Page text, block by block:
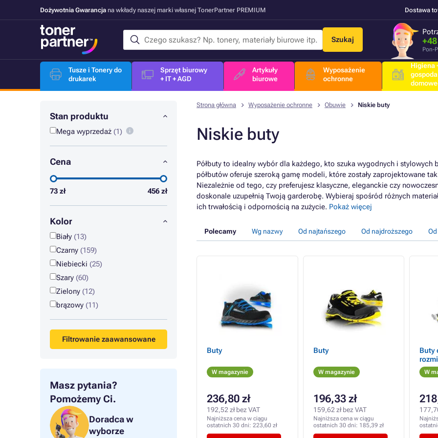
Dożywotnia Gwarancja na wkłady naszej marki własnej TonerPartner PREMIUM Dostawa
Szukaj
Pon-
Tusze i Tonery do
drukarek
Sprzęt biurowy
+ IT + AGD
Artykuły
biurowe
Wyposażenie
ochronne
Higiena
Stan produktu
Mega wyprzedaż (1)
Cena
73 zł 456zł
Kolor
Biały (13)
Czarny (159)
Niebiecki (25)
Szary (60)
Zielony (12)
brązowy (11)
Filtrowanie zaawansowane
Masz pytania?
Pomożemy Ci.
Doradca w
wyborze
Strona główna Wyposażenie ochronne Obuwie Niskie buty
Niskie buty
Półbuty to idealny wybór dla każdego, kto szuka wygodnych i
półbutów oferuje szeroką gamę modeli, które zostały zaprojektowane
Niezależnie od tego, czy preferujesz klasyczne, eleganckie czy
doskonale uzupełnią Twoją garderobę. Wybieraj spośród różnych
ich trwałością i odpornością na zużycie. Pokaż więcej
Polecamy Wg nazwy Od najtańszego Od najdroższego
Buty
W magazynie
236,80 zł
192,52 zł bez VAT
Najniższa cena w ciągu
ostatnich 30 dni: 223,60 zł
Buty
W magazynie
196,33 zł
159,62 zł bez VAT
Najniższa cena w ciągu
ostatnich 30 dni: 185,39 zł
Buty
W